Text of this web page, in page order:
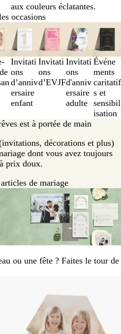
aux couleurs éclatantes.
occasions
Invitati
ons
d’anniv
ersaire
enfant
Invitati
ons
d’EVJF
Invitati
ons
d'anniv
ersaire
adulte
Événe
ments
caritatif
s et
sensibil
isation
est à portée de main
décorations et plus)
dont vous avez toujours
prix doux.
de mariage
ou une fête ? Faites le tour de